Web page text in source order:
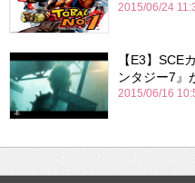
2015/06/24
【E3】
ンタジー7』
2015/06/16